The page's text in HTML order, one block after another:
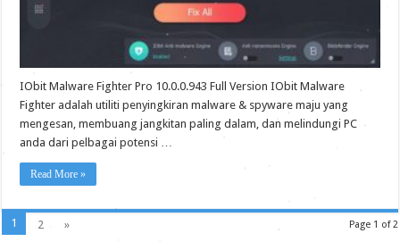
IObit Malware Fighter Pro 10.0.0.943 Full Version IObit Malware
Fighter adalah utiliti penyingkiran malware & spyware maju yang
mengesan, membuang jangkitan paling dalam, dan melindungi PC
anda dari pelbagai potensi …
Read More »
Page 1 of 2
1 2 »